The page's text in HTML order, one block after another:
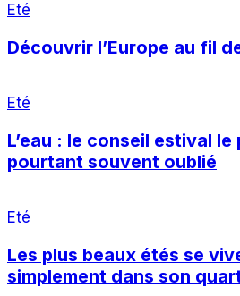
Eté
Découvrir l’Europe au fil
Eté
L’eau : le conseil estival
pourtant souvent oublié
Eté
Les plus beaux étés se
simplement dans son